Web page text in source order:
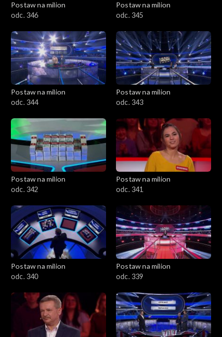
Postaw na milion
odc. 346
Postaw na milion
odc. 345
Postaw na milion
odc. 344
Postaw na milion
odc. 343
Postaw na milion
odc. 342
Postaw na milion
odc. 341
Postaw na milion
odc. 340
Postaw na milion
odc. 339